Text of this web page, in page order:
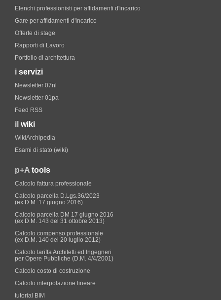
Elenchi professionisti per affidamenti d'incarico
Gare per affidamenti d'incarico
Offerte di stage
Rapporti di Lavoro
Portfolio di architettura
i servizi
Newsletter 07nl
Newsletter 01pa
Feed RSS
il wiki
WikiArchipedia
Esami di stato (wiki)
p+A tools
Calcolo fattura professionale
Calcolo parcella D.Lgs.36/2023
(ex D.M. 17 giugno 2016)
Calcolo parcella DM 17 giugno 2016
(ex D.M. 143 del 31 ottobre 2013)
Calcolo compenso professionale
(ex D.M. 140 del 20 luglio 2012)
Calcolo tariffa Architetti ed Ingegneri
per Opere Pubbliche (D.M. 4/4/2001)
Calcolo costo di costruzione
Calcolo interpolazione lineare
tutorial BIM